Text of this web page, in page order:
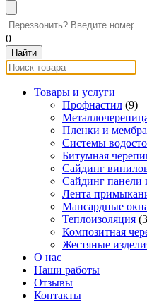
0
Товары и услуги
Профнастил (9)
Пленки и
Системы
Битумная
Сайдинг
Сайдинг панели
Лента
Мансардные
Теплоизоляция
Композитная
Жестяные
О нас
Наши работы
Отзывы
Контакты